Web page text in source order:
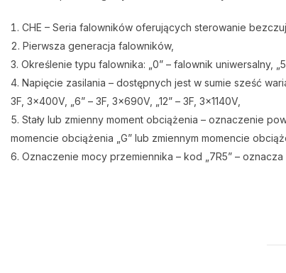
CHE – Seria falowników oferujących sterowanie
Pierwsza generacja falowników,
Określenie typu falownika: „0” – falownik uniwersalny,
Napięcie zasilania – dostępnych jest w sumie sześć
3F, 3x400V, „6” – 3F, 3x690V, „12” – 3F, 3x1140V,
Stały lub zmienny moment obciążenia – oznaczenie
momencie obciążenia „G” lub zmiennym momencie
Oznaczenie mocy przemiennika – kod „7R5” –